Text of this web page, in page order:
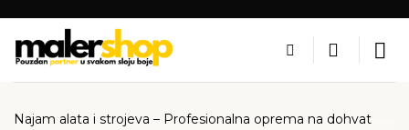
content
Najam alata i strojeva – Profesionalna oprema na dohvat